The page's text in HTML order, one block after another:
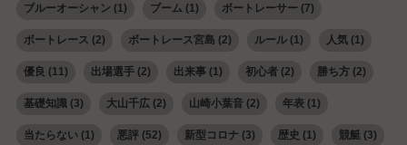
ブルーオーシャン (1) ブーム(1) ボートレーサー (7)
ボートレース (2) ボートレース宮島 (2) ルール(1) 人気(1)
優良 (11) 出場選手(2) 出来事(1) 初心者(2) 勝ち方(2)
基礎知識(3) 大山千広(2) 山崎小葉音(2) 年表(1)
当たらない(1) 悪評(52) 新型コロナ(3) 歴史 (1) 競艇 (3)